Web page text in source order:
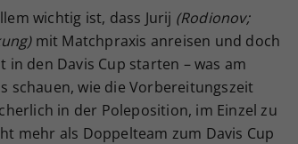
wichtig ist, dass Jurij (Rodionov;
mit Matchpraxis anreisen und doch
den Davis Cup starten – was am
schauen, wie die Vorbereitungszeit
in der Poleposition, im Einzel zu
mehr als Doppelteam zum Davis Cup